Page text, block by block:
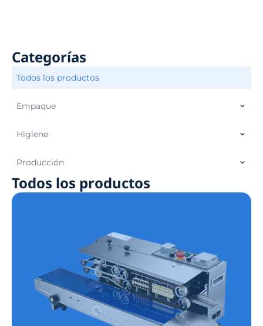
Categorías
Empaque
Higiene
Producción
Todos los productos
Todos los productos